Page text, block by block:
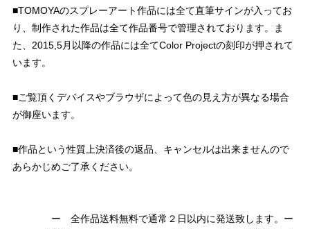
■TOMOYAのスプレーアート作品には全て直筆サインが入ってお
り、制作された作品は全て作品番号で管理されております。ま
た、2015,5月以降の作品には全てColor Projectの刻印が押されて
います。
■ご覧頂くデバイスやブラウザによって色の見え方が異なる場合
が御座います。
■作品という性質上決済後の返品、キャンセルは出来ませんので
あらかじめご了承ください。
ー 全作品送料無料で通常２日以内に発送致します。ー